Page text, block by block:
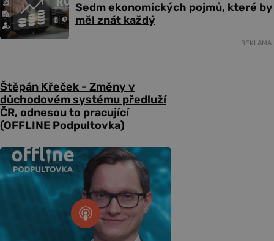
Sedm ekonomických pojmů, které by
měl znát každý
REKLAMA
Štěpán Křeček - Změny v
důchodovém systému předluží
ČR, odnesou to pracující
(OFFLINE Podpultovka)